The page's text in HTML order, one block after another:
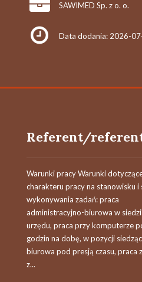
SAWIMED Sp. z o. o.
Data dodania: 2026-
Referent/
Warunki pracy Warunki
charakteru pracy na stanowisku i
wykonywania zadań: praca
administracyjno-biurowa w
urzędu, praca przy komputerze
godzin na dobę, w pozycji
biurowa pod presją czasu, praca
z...